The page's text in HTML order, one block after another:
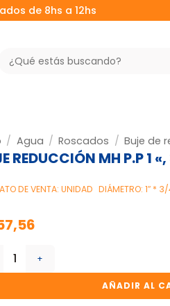
de 8hs a 12hs
Buscar
por:
/ Agua / Roscados / Buje de
REDUCCIÓN MH P.P 1
DE VENTA: UNIDAD DIÁMETRO: 1″ * 3/
REDUCCIÓN MH P.P 1 ", 3/4 "
AÑADIR AL